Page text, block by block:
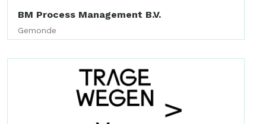
BM Process Management B.V.
Gemonde